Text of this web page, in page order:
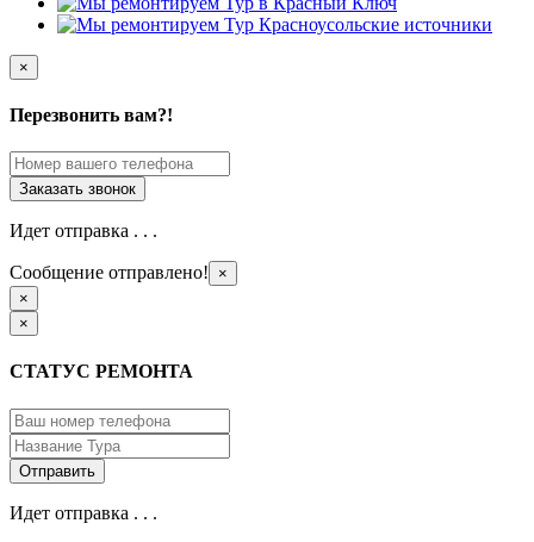
×
Перезвонить вам?!
Идет отправка . . .
Сообщение отправлено!
×
×
×
СТАТУС РЕМОНТА
Идет отправка . . .